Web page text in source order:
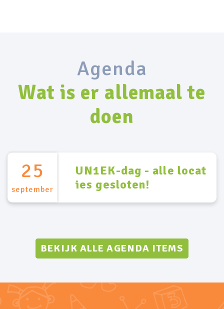
Agenda
Wat is er allemaal te
doen
25
september
UN1EK-dag - alle locat
ies gesloten!
BEKIJK ALLE AGENDA ITEMS